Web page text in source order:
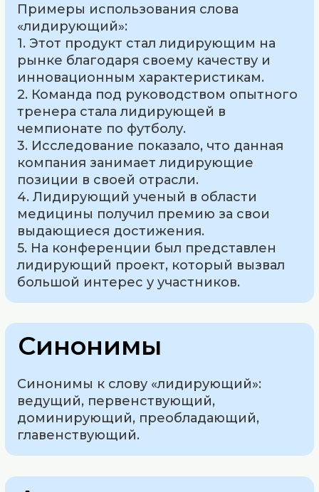
Примеры использования слова
«лидирующий»:
1. Этот продукт стал лидирующим на
рынке благодаря своему качеству и
инновационным характеристикам.
2. Команда под руководством опытного
тренера стала лидирующей в
чемпионате по футболу.
3. Исследование показало, что данная
компания занимает лидирующие
позиции в своей отрасли.
4. Лидирующий ученый в области
медицины получил премию за свои
выдающиеся достижения.
5. На конференции был представлен
лидирующий проект, который вызвал
большой интерес у участников.
Синонимы
Синонимы к слову «лидирующий»:
ведущий, первенствующий,
доминирующий, преобладающий,
главенствующий.